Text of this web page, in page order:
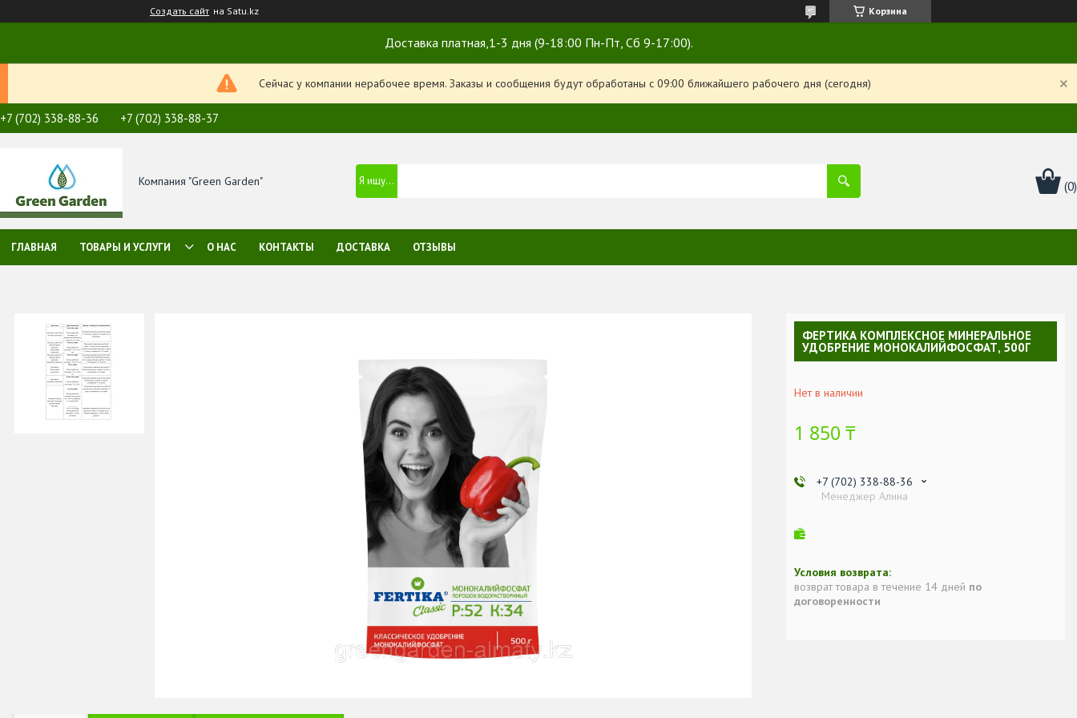
Создать сайт на Satu.kz Корзина
Доставка платная,1-3 дня (9-18:00 Пн-Пт, Сб 9-17:00).
Сейчас у компании нерабочее время. Заказы и сообщения будут обработаны с 09:00 ближайшего рабочего дня (сегодня)
+7 (702) 338-88-36 +7 (702) 338-88-37
Компания "Green Garden"
ГЛАВНАЯ ТОВАРЫ И УСЛУГИ О НАС КОНТАКТЫ ДОСТАВКА ОТЗЫВЫ
ФЕРТИКА КОМПЛЕКСНОЕ МИНЕРАЛЬНОЕ
УДОБРЕНИЕ МОНОКАЛИЙФОСФАТ, 500Г
Нет в наличии
1 850 ₸
+7 (702) 338-88-36
Менеджер Алина
возврат товара в течение 14 дней по
договоренности